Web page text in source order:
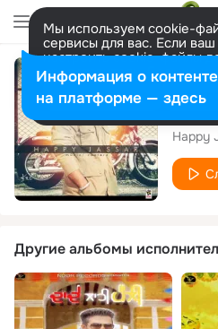
Мы используем cookie-
сервисы для вас. Если
настроить cookie-файлы
представитель. Больше
Разрешить все
Сингл
Bullet
Happy
Другие альбомы
Информация о контенте
на платформе — здесь